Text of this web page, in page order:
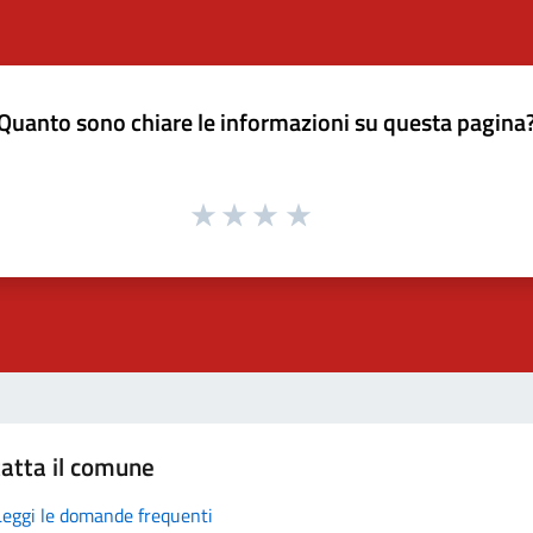
sono chiare le informazioni su questa
il comune
le domande frequenti